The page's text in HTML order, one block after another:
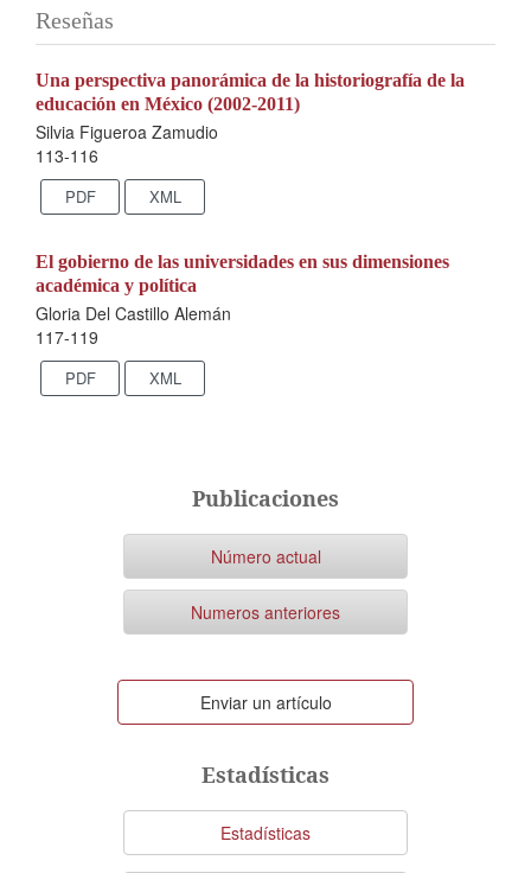
Reseñas
Una perspectiva panorámica de la historiografía de la
educación en México (2002-2011)
Silvia Figueroa Zamudio
113-116
PDF XML
El gobierno de las universidades en sus dimensiones
académica y política
Gloria Del Castillo Alemán
117-119
PDF XML
Publicaciones
Número actual
Numeros anteriores
Enviar
un
artículo
Enviar un artículo
Estadísticas
Estadísticas